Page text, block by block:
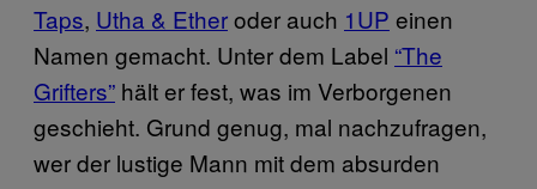
Taps, Utha & Etheroder auch 1UP einen
Namen gemacht. Unter dem Label “The
Grifters” hält er fest, was im Verborgenen
geschieht. Grund genug, mal nachzufragen,
wer der lustige Mann mit dem absurden